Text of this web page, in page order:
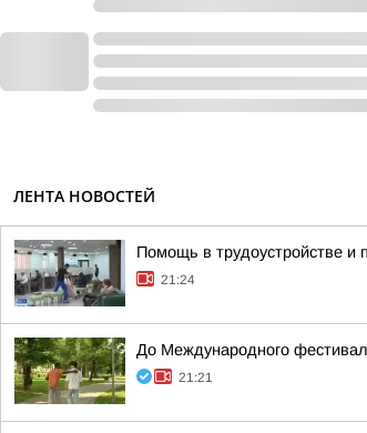
ЛЕНТА НОВОСТЕЙ
Помощь в трудоустройстве и
21:24
До Международного
21:21